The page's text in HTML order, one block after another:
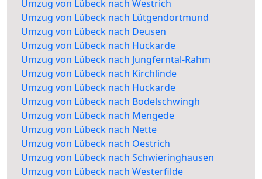
Umzug von Lübeck nach Westrich
Umzug von Lübeck nach Lütgendortmund
Umzug von Lübeck nach Deusen
Umzug von Lübeck nach Huckarde
Umzug von Lübeck nach Jungferntal-Rahm
Umzug von Lübeck nach Kirchlinde
Umzug von Lübeck nach Huckarde
Umzug von Lübeck nach Bodelschwingh
Umzug von Lübeck nach Mengede
Umzug von Lübeck nach Nette
Umzug von Lübeck nach Oestrich
Umzug von Lübeck nach Schwieringhausen
Umzug von Lübeck nach Westerfilde